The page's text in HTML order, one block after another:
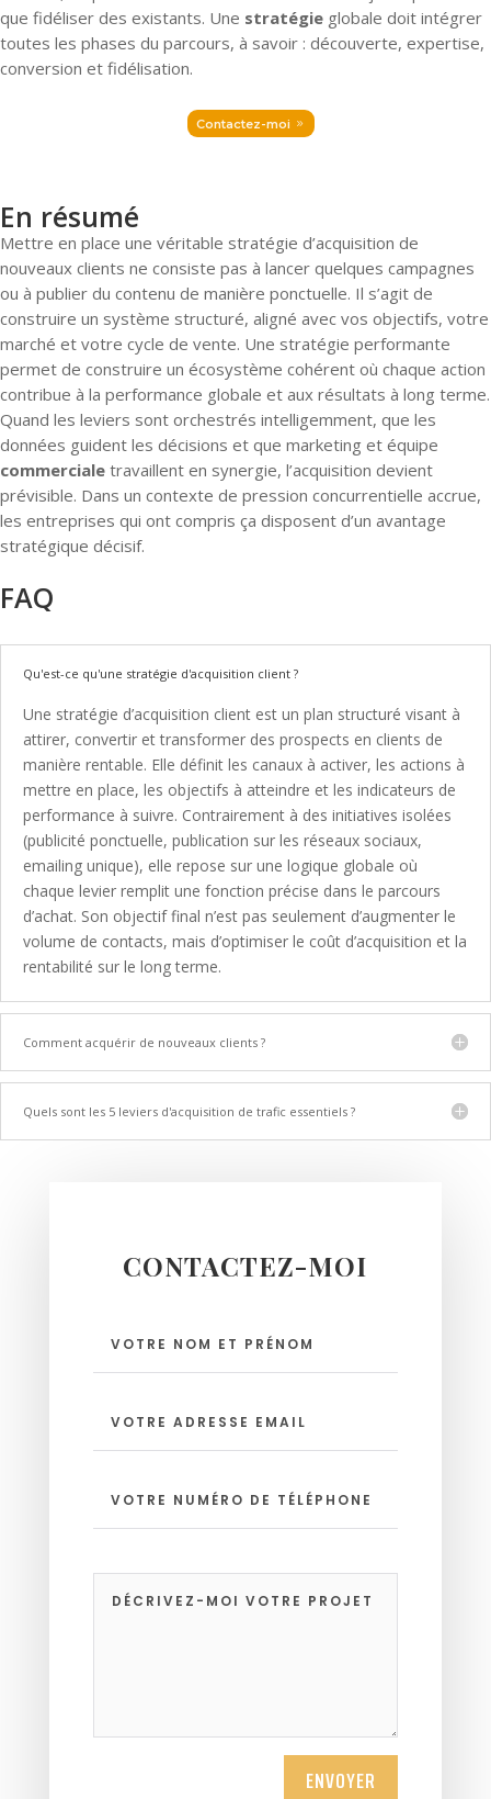
que fidéliser des existants. Une stratégie globale doit intégrer
toutes les phases du parcours, à savoir : découverte, expertise,
conversion et fidélisation.
Contactez-moi
En résumé
Mettre en place une véritable stratégie d’acquisition de
nouveaux clients ne consiste pas à lancer quelques campagnes
ou à publier du contenu de manière ponctuelle. Il s’agit de
construire un système structuré, aligné avec vos objectifs, votre
marché et votre cycle de vente. Une stratégie performante
permet de construire un écosystème cohérent où chaque action
contribue à la performance globale et aux résultats à long terme.
Quand les leviers sont orchestrés intelligemment, que les
données guident les décisions et que marketing et équipe
commerciale travaillent en synergie, l’acquisition devient
prévisible. Dans un contexte de pression concurrentielle accrue,
les entreprises qui ont compris ça disposent d’un avantage
stratégique décisif.
FAQ
Qu'est-ce qu'une stratégie d'acquisition client ?
Une stratégie d’acquisition client est un plan structuré visant à
attirer, convertir et transformer des prospects en clients de
manière rentable. Elle définit les canaux à activer, les actions à
mettre en place, les objectifs à atteindre et les indicateurs de
performance à suivre. Contrairement à des initiatives isolées
(publicité ponctuelle, publication sur les réseaux sociaux,
emailing unique), elle repose sur une logique globale où
chaque levier remplit une fonction précise dans le parcours
d’achat. Son objectif final n’est pas seulement d’augmenter le
volume de contacts, mais d’optimiser le coût d’acquisition et la
rentabilité sur le long terme.
Comment acquérir de nouveaux clients ?
Quels sont les 5 leviers d'acquisition de trafic essentiels ?
CONTACTEZ-MOI
ENVOYER